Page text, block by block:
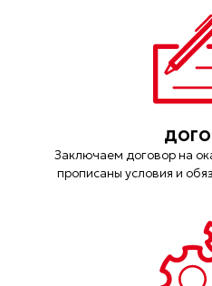
Заключаем договор на
прописаны условия и